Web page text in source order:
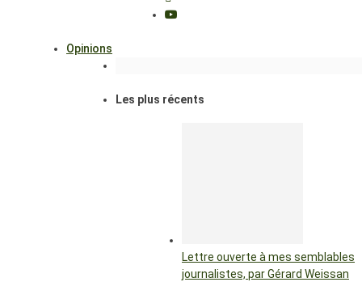
Opinions
Les plus récents
Lettre ouverte à mes semblables
journalistes, par Gérard Weissan